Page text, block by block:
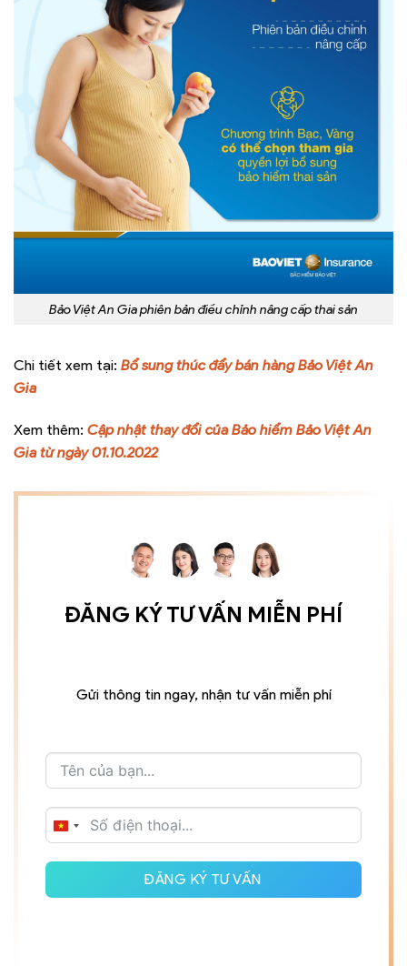
Bảo Việt An Gia phiên bản điều chỉnh nâng cấp thai sản
Chi tiết xem tại: Bổ sung thúc đẩy bán hàng Bảo Việt An
Gia
Xem thêm: Cập nhật thay đổi của Bảo hiểm Bảo Việt An
Gia từ ngày 01.10.2022
ĐĂNG KÝ TƯ VẤN MIỄN PHÍ
Gửi thông tin ngay, nhận tư vấn miễn phí
VIETNAM
ĐĂNG KÝ TƯ VẤN